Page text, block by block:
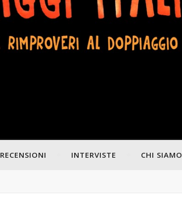
RECENSIONI INTERVISTE CHI SIAMO